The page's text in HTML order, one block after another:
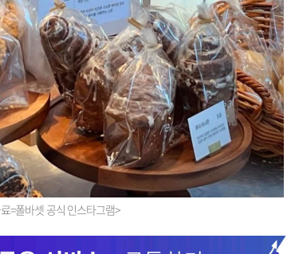
=폴바셋 공식 인스타그램>